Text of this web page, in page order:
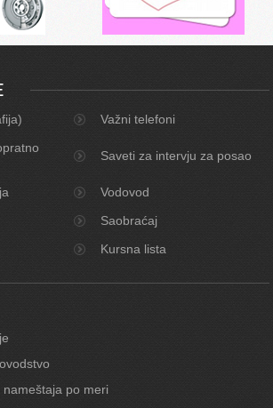
Važni telefoni
Saveti za intervju za posao
Vodovod
Saobraćaj
Kursna lista
po meri